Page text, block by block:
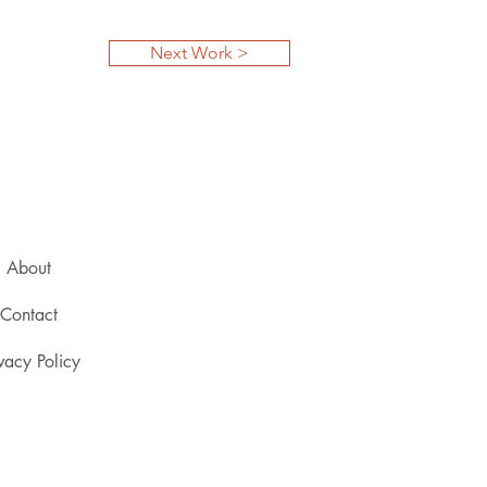
Next Work >
About
Contact
Policy